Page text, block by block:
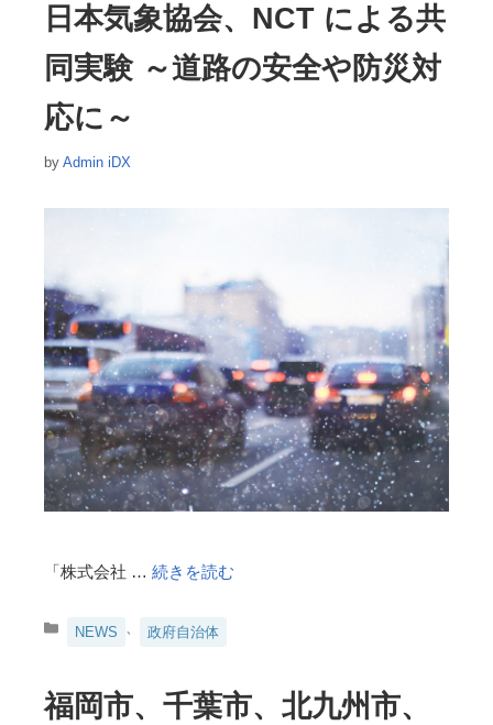
日本気象協会、NCT による共
同実験 ～道路の安全や防災対
応に～
by Admin iDX
「株式会社 … 続きを読む
カ
リ
ー
NEWS 、 政府自治体
福岡市、千葉市、北九州市、